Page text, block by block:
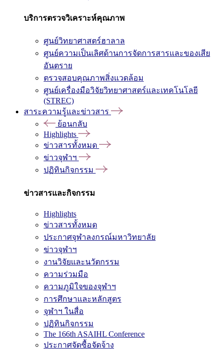
บริการตรวจวิเคราะห์คุณภาพ
ศูนย์วิทยาศาสตร์ฮาลาล
ศูนย์ความเป็นเลิศด้านการจัดการสารและของเสีย
อันตราย
ตรวจสอบคุณภาพสิ่งแวดล้อม
ศูนย์เครื่องมือวิจัยวิทยาศาสตร์และเทคโนโลยี
(STREC)
สาระความรู้และข่าวสาร
ย้อนกลับ
Highlights
ข่าวสารทั้งหมด
ข่าวจุฬาฯ
ปฏิทินกิจกรรม
ข่าวสารและกิจกรรม
Highlights
ข่าวสารทั้งหมด
ประกาศจุฬาลงกรณ์มหาวิทยาลัย
ข่าวจุฬาฯ
งานวิจัยและนวัตกรรม
ความร่วมมือ
ความภูมิใจของจุฬาฯ
การศึกษาและหลักสูตร
จุฬาฯ ในสื่อ
ปฏิทินกิจกรรม
The 166th ASAIHL Conference
ประกาศจัดซื้อจัดจ้าง